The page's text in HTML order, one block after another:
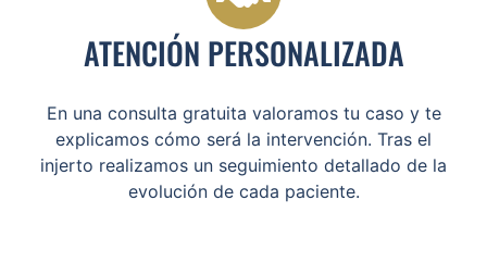
ATENCIÓN PERSONALIZADA
En una consulta gratuita valoramos tu caso y te
explicamos cómo será la intervención. Tras el
injerto realizamos un seguimiento detallado de la
evolución de cada paciente.